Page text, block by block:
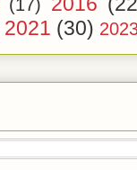
(17)
2021 (30)